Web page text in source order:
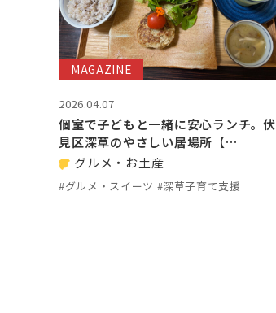
MAGAZINE
2026.04.07
個室で子どもと一緒に安心ランチ。伏
見区深草のやさしい居場所【…
グルメ・お土産
#グルメ・スイーツ #深草子育て支援